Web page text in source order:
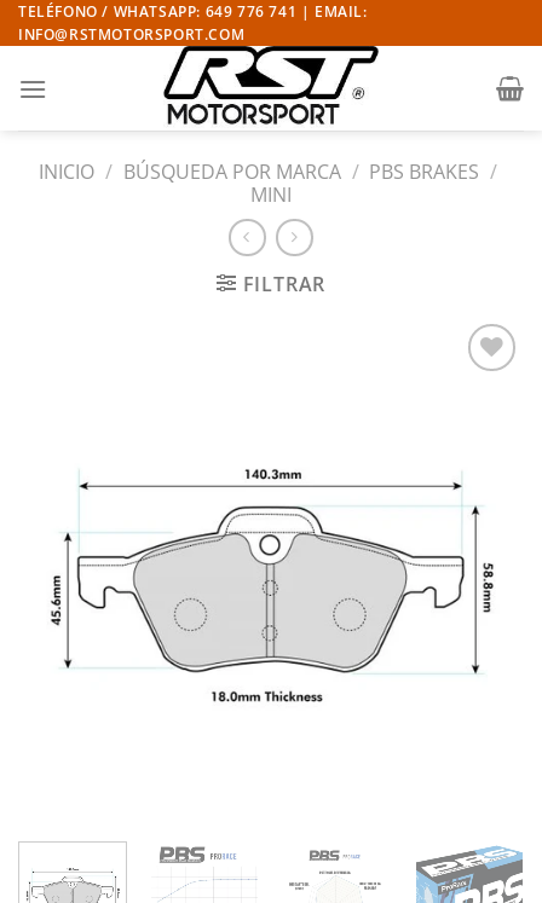
Saltar
al
TELÉFONO / WHATSAPP: 649 776 741 | EMAIL:
INFO@RSTMOTORSPORT.COM
INICIO / BÚSQUEDA POR MARCA / PBS BRAKES /
MINI
FILTRAR
deseos